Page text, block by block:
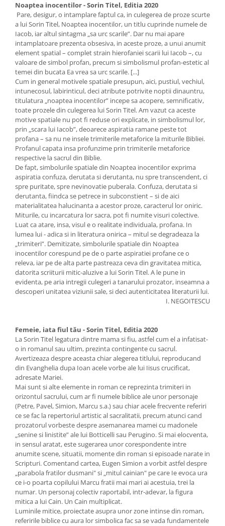
Noaptea inocentilor - Sorin Titel, Editia 2020
Pare, desigur, o intamplare faptul ca, in culegerea de proze scurte
a lui Sorin Titel, Noaptea inocentilor, un titlu cuprinde numele de
Iacob, iar altul sintagma „sa urc scarile”. Dar nu mai apare
intamplatoare prezenta obsesiva, in aceste proze, a unui anumit
element spatial – complet strain hierofaniei scarii lui Iacob –, cu
valoare de simbol profan, precum si simbolismul profan-estetic al
temei din bucata Ea vrea sa urc scarile. [...]
Cum in general motivele spatiale presupun, aici, pustiul, vechiul,
intunecosul, labirinticul, deci atribute potrivite noptii dinauntru,
titulatura „noaptea inocentilor” incepe sa acopere, semnificativ,
toate prozele din culegerea lui Sorin Titel. Am vazut ca aceste
motive spatiale nu pot fi reduse ori explicate, in simbolismul lor,
prin „scara lui Iacob”, deoarece aspiratia ramane peste tot
profana – sa nu ne insele trimiterile metaforice la miturile Bibliei.
Profanul capata insa profunzime prin trimiterile metaforice
respective la sacrul din Biblie.
De fapt, simbolurile spatiale din Noaptea inocentilor exprima
aspiratia confuza, derutata si derutanta, nu spre transcendent, ci
spre puritate, spre nevinovatie puberala. Confuza, derutata si
derutanta, fiindca se petrece in subconstient – si de aici
materialitatea halucinanta a acestor proze, caracterul lor oniric.
Miturile, cu incarcatura lor sacra, pot fi numite visuri colective.
Luat ca atare, insa, visul e o realitate individuala, profana. In
lumea lui - adica si in literatura onirica – mitul se degradeaza la
„trimiteri”. Demitizate, simbolurile spatiale din Noaptea
inocentilor corespund pe de o parte aspiratiei profane ce o
releva, iar pe de alta parte pastreaza ceva din gravitatea mitica,
datorita scriiturii mitic-aluzive a lui Sorin Titel. A le pune in
evidenta, pe aria intregii culegeri a tanarului prozator, inseamna a
descoperi unitatea viziunii sale, si deci autenticitatea literaturii lui.
I. NEGOITESCU
Femeie, iata fiul tău - Sorin Titel, Editia 2020
La Sorin Titel legatura dintre mama si fiu, astfel cum el a infatisat-
o in romanul sau ultim, prezinta contingente cu sacrul.
Avertizeaza despre aceasta chiar alegerea titlului, reproducand
din Evanghelia dupa Ioan acele vorbe ale lui Iisus crucificat,
adresate Mariei.
Mai sunt si alte elemente in roman ce reprezinta trimiteri in
orizontul sacrului, cum ar fi numele biblice ale unor personaje
(Petre, Pavel, Simion, Marcu s.a.) sau chiar acele frecvente referiri
ce se fac la repertoriul artistic al sacralitatii, precum atunci cand
prozatorul vorbeste despre asemanarea mamei cu madonele
„senine si linistite” ale lui Botticelli sau Perugino. Si mai elocventa,
in sensul aratat, este sugerarea unor corespondente intre
anumite scene, situatii, momente din roman si episoade narate in
Scripturi. Comentand cartea, Eugen Simion a vorbit astfel despre
„parabola fratilor dusmani" si „mitul cainian" pe care Ie evoca ura
ce i-o poarta copilului Marcu fratii mai mari ai acestuia, trei la
numar. Un personaj colectiv raportabil, intr-adevar, la figura
mitica a lui Cain. Un Cain multiplicat.
Luminile mitice, proiectate asupra unor zone intinse din roman,
referirile biblice cu aura lor simbolica fac sa se vada fundamentele